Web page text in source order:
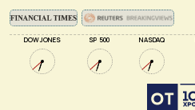
DOW JONES SP 500 NASDAQ